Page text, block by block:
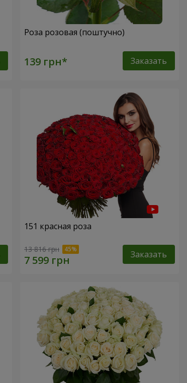
Роза розовая (поштучно)
Заказать
151 красная роза
13 816 грн Заказать